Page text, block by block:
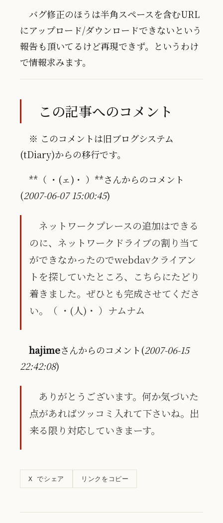
バグ修正のほうは半角スペースを含むURL
にアップロード/ダウンロードできないという
報告も頂いてるけど再現できず。というわけ
で情報求みます。
この記事へのコメント
※ このコメントは旧ブログシステム
(tDiary)からの移行です。
**（ ・(ェ)・ ）**さんからのコメント
(2007-06-07 15:00:45)
ネットワークプレースの追加はできる
のに、ネットワークドライブの割り当て
ができなかったのでwebdavクライアン
トを探していたところ、こちらにたどり
着きました。ぜひとも完成させてくださ
い。（ ・(人)・ ）ナムナム
hajimeさんからのコメント(2007-06-15
22:42:08)
ありがとうございます。何か気づいた
点があればツッコミ入れて下さいね。出
来る限り対応していきまーす。
X でシェア リンクをコピー